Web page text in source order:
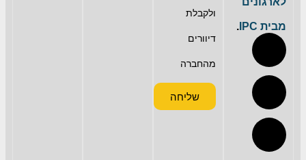
מבית IPC .
ולקבלת
דיוורים
מהחברה
שליחה